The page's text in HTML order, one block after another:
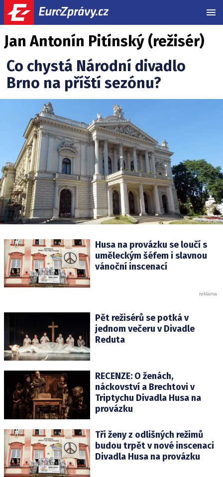
Jan Antonín Pitínský (režisér)
Co chystá Národní divadlo
Brno na příští sezónu?
Husa na provázku se loučí s
uměleckým šéfem i slavnou
vánoční inscenací
Pět režisérů se potká v
jednom večeru v Divadle
Reduta
RECENZE: O ženách,
náckovství a Brechtovi v
Triptychu Divadla Husa na
provázku
Tři ženy z odlišných režimů
budou trpět v nové inscenaci
Divadla Husa na provázku